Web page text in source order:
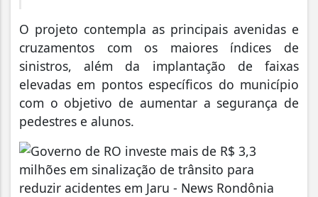
O projeto contempla as principais avenidas e
cruzamentos com os maiores índices de
sinistros, além da implantação de faixas
elevadas em pontos específicos do município
com o objetivo de aumentar a segurança de
pedestres e alunos.